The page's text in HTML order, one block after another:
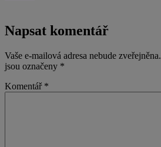
Napsat komentář
Vaše e-mailová adresa nebude zveřejněna.
jsou označeny *
Komentář *